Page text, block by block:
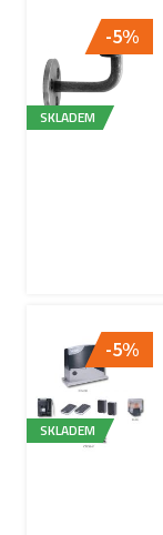
-5%
SKLADEM
-5%
SKLADEM